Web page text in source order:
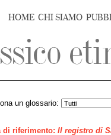
HOME CHI SIAMO
un glossario:
di riferimento: Il registro di